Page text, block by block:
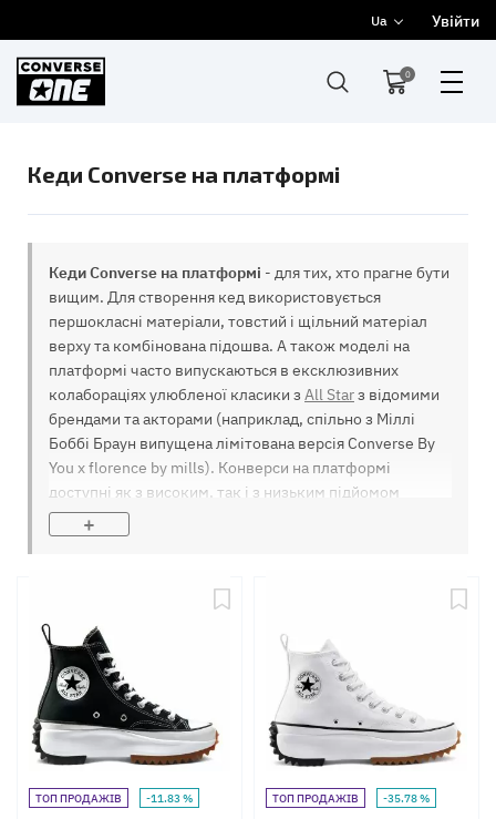
Ua Увійти
0
Кеди Converse на платформі
Кеди Converse на платформі - для тих, хто прагне бути
вищим. Для створення кед використовується
першокласні матеріали, товстий і щільний матеріал
верху та комбінована підошва. А також моделі на
платформі часто випускаються в ексклюзивних
колабораціях улюбленої класики з All Starз відомими
брендами та акторами (наприклад, спільно з Міллі
Боббі Браун випущена лімітована версія Converse By
You x florence by mills). Конверси на платформі
доступні як з високим, так і з низьким підйомом
халяви в сезонних кольорах та яскравих поєднаннях.
Подивіться на найпопулярніші кеди на платформі – це
відчуваєте, що вам слід бути в тренді моди, зверніть
Run Star Hike
Motion, які є переосмисленою класикою. Як і більшість
моделей,
конверси на платформі можуть мати
найнезвичайніші тонкощі дизайну, оскільки сам
вектор думки цього різновиду кед, сам по собі
незвичайний.
+
ТОП ПРОДАЖІВ -11.83 % ТОП ПРОДАЖІВ -35.78 %